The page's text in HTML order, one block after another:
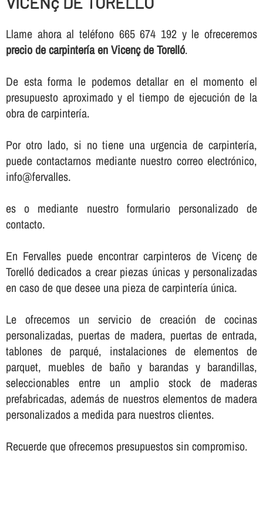
Llame ahora al teléfono 665 674 192 y le ofreceremos
precio de carpinterí­a en Vicenç de Torelló.
De esta forma le podemos detallar en el momento el
presupuesto aproximado y el tiempo de ejecución de la
obra de carpinterí­a.
Por otro lado, si no tiene una urgencia de carpinterí­a,
puede contactarnos mediante nuestro correo electrónico,
info@fervalles.
es o mediante nuestro formulario personalizado de
contacto.
En Fervalles puede encontrar carpinteros de Vicenç de
Torelló dedicados a crear piezas únicas y personalizadas
en caso de que desee una pieza de carpinterí­a única.
Le ofrecemos un servicio de creación de cocinas
personalizadas, puertas de madera, puertas de entrada,
tablones de parqué, instalaciones de elementos de
parquet, muebles de baño y barandas y barandillas,
seleccionables entre un amplio stock de maderas
prefabricadas, además de nuestros elementos de madera
personalizados a medida para nuestros clientes.
Recuerde que ofrecemos presupuestos sin compromiso.